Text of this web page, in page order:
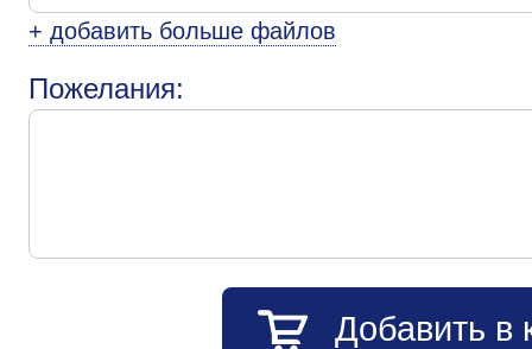
+ добавить больше файлов
Пожелания:
Добавить в